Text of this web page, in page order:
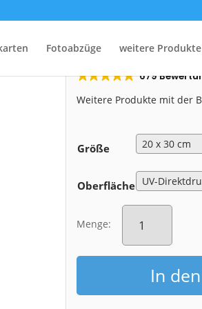
Fotoabzüge weitere Produkte
Alu-Dibond/ Alu-Dibond (01107-PopArt)
Alu-Dibond
679
Weitere Produkte mit der
Größe
Oberfläche
Menge:
Alu-
Dibond
PopArt)
Menge
In